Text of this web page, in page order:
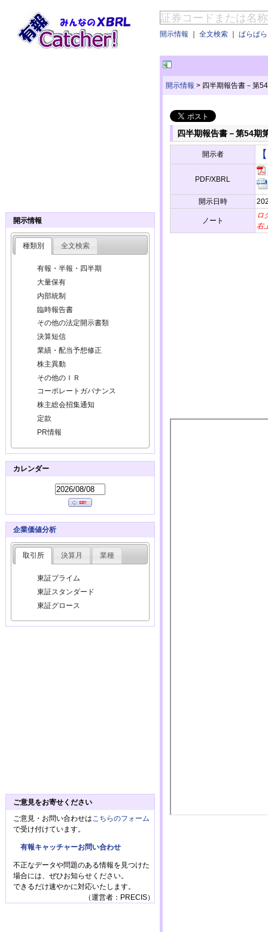
開示情報 ｜ 全文検索 ｜ ぱらぱ
開示情報 > 四半期報告書－第
四半期報告書－第54期
開示者
PDF/XBRL
開示日時
ノート
ロ
右
開示情報
種類別 全文検索
有報・半報・四半期
大量保有
内部統制
臨時報告書
その他の法定開示書類
決算短信
業績・配当予想修正
株主異動
その他のＩＲ
コーポレートガバナンス
株主総会招集通知
定款
PR情報
カレンダー
企業価値分析
取引所 決算月 業種
東証プライム
東証スタンダード
東証グロース
ご意見をお寄せください
ご意見・お問い合わせは こちらのフォーム
で受け付けています。
有報キャッチャーお問い合わせ
不正なデータや問題のある情報を見つけた
場合には、ぜひお知らせください。
できるだけ速やかに対応いたします。
（運営者：PRECIS）